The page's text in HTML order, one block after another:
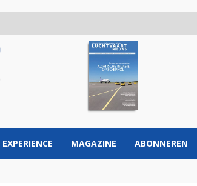
EXPERIENCE MAGAZINE ABONNEREN